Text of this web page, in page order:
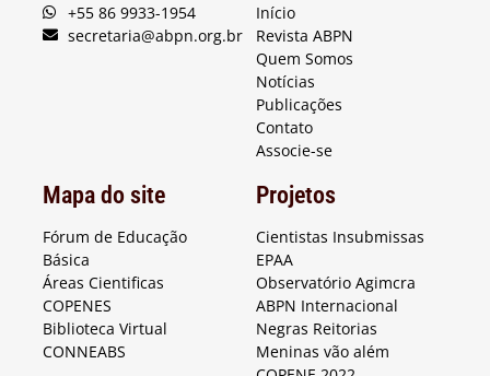
+55 86 9933-1954
secretaria@abpn.org.br
Início
Revista ABPN
Quem Somos
Notícias
Publicações
Contato
Associe-se
Mapa do site
Fórum de Educação
Básica
Áreas Cientificas
COPENES
Biblioteca Virtual
CONNEABS
Projetos
Cientistas Insubmissas
EPAA
Observatório Agimcra
ABPN Internacional
Negras Reitorias
Meninas vão além